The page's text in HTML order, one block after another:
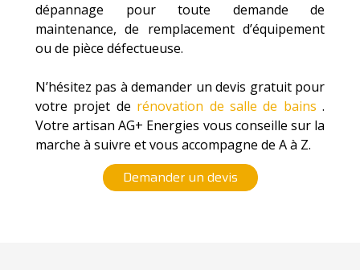
dépannage pour toute demande de
maintenance, de remplacement d’équipement
ou de pièce défectueuse.
N’hésitez pas à demander un devis gratuit pour
votre projet de rénovation de salle de bains .
Votre artisan AG+ Energies vous conseille sur la
marche à suivre et vous accompagne de A à Z.
Demander un devis